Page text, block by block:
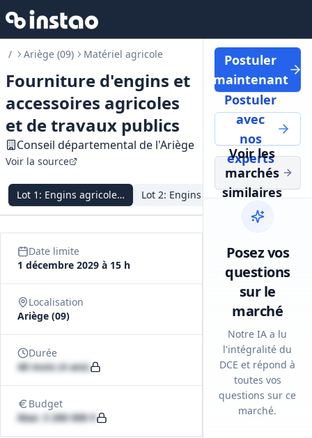
/ Ariège (09) Matériel agricole
Fourniture d'engins et
accessoires agricoles
et de travaux publics
Conseil départemental de l'Ariège
Voir la source
Lot 1 : Engins agricoles neufsLot2: Engins agricoles d'occasion
Lot
Date limite
1 décembre 2029 à 15 h
Localisation
Ariège (09)
Durée
48 mois (4 ans)
Budget
Max: 3 200 000 €
Postuler
maintenant
Postuler
avec
nos
experts
Voir les
marchés
similaires
Posez vos
questions
sur le
marché
Notre IA a lu
l'intégralité du
DCE et répond à
toutes vos
questions sur ce
marché.